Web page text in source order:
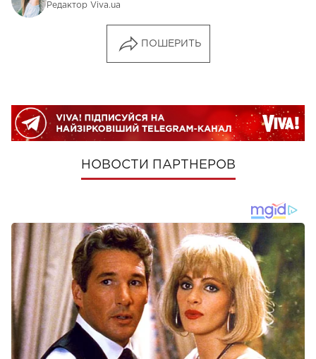
Редактор Viva.ua
ПОШЕРИТЬ
НОВОСТИ ПАРТНЕРОВ